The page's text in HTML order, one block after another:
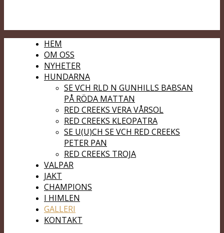
HEM
OM OSS
NYHETER
HUNDARNA
SE VCH RLD N GUNHILLS BABSAN
PÅ RÖDA MATTAN
RED CREEKS VERA VÅRSOL
RED CREEKS KLEOPATRA
SE U(U)CH SE VCH RED CREEKS
PETER PAN
RED CREEKS TROJA
VALPAR
JAKT
CHAMPIONS
I HIMLEN
GALLERI
KONTAKT